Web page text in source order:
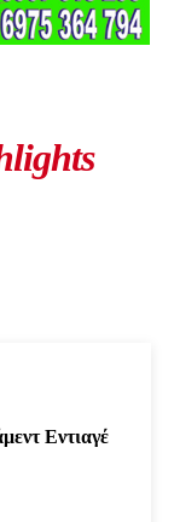
Εντιαγέ